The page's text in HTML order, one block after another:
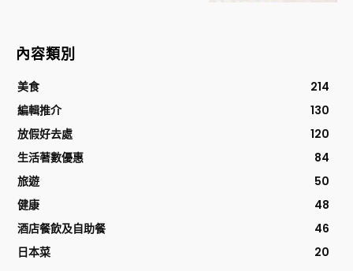
內容類別
美食
214
編輯推介
130
放假好去處
120
生活著數優惠
84
旅遊
50
健康
48
酒店餐飲及自助餐
46
日本菜
20